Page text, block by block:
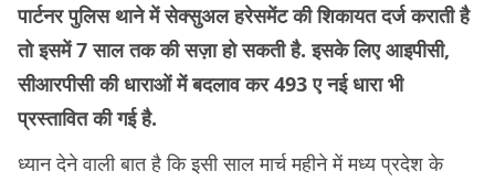
पार्टनर पुलिस थाने में सेक्सुअल हरेसमेंट की शिकायत दर्ज कराती है
तो इसमें 7 साल तक की सज़ा हो सकती है. इसके लिए आइपीसी,
सीआरपीसी की धाराओं में बदलाव कर 493 ए नई धारा भी
प्रस्तावित की गई है.
ध्यान देने वाली बात है कि इसी साल मार्च महीने में मध्य प्रदेश के